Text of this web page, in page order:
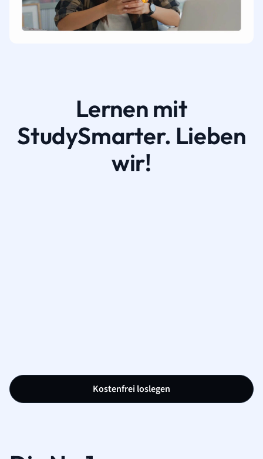
Lernen mit
StudySmarter. Lieben
wir!
Kostenfrei loslegen